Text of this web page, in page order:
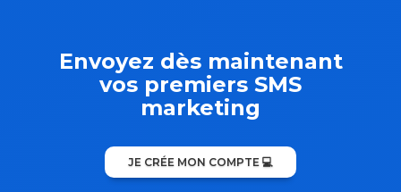
Envoyez dès maintenant
vos premiers SMS
marketing
JE CRÉE MON COMPTE 💻